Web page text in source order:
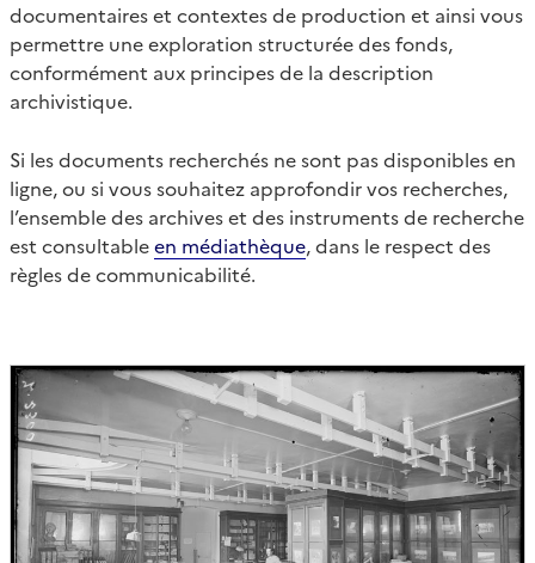
documentaires et contextes de production et ainsi vous
permettre une exploration structurée des fonds,
conformément aux principes de la description
archivistique.
Si les documents recherchés ne sont pas disponibles en
ligne, ou si vous souhaitez approfondir vos recherches,
l’ensemble des archives et des instruments de recherche
est consultableen médiathèque, dans le respect des
règles de communicabilité.